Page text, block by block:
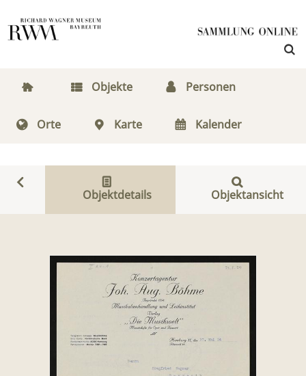
Objekte Personen
Orte Karte Kalender
Objektdetails Objektansicht